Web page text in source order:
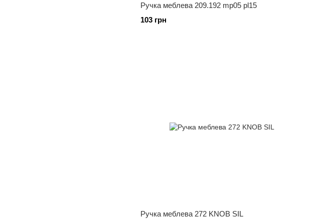
Ручка меблева 209.192 mp05 pl15
103 грн
Ручка меблева 272 KNOB SIL